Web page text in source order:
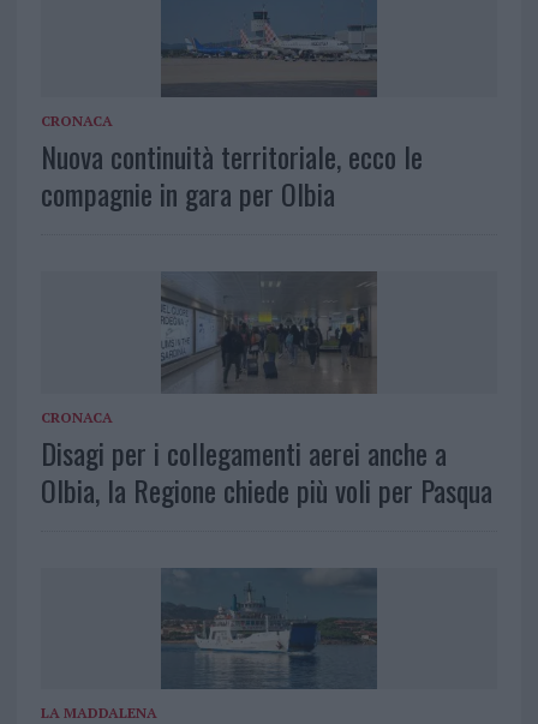
CRONACA
Nuova continuità territoriale, ecco le
compagnie in gara per Olbia
CRONACA
Disagi per i collegamenti aerei anche a
Olbia, la Regione chiede più voli per Pasqua
LA MADDALENA